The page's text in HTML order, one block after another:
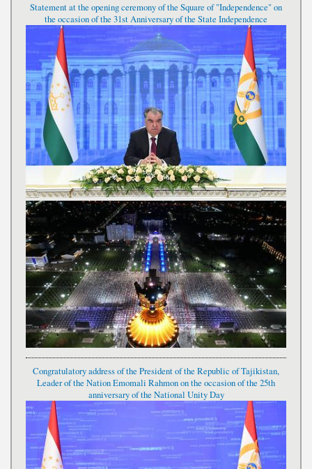
Statement at the opening ceremony of the Square of "Independence" on
the occasion of the 31st Anniversary of the State Independence
Congratulatory address of the President of the Republic of Tajikistan,
Leader of the Nation Emomali Rahmon on the occasion of the 25th
anniversary of the National Unity Day